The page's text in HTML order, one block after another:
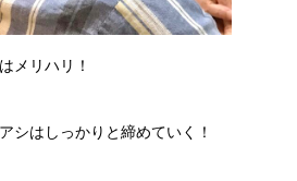
メリハリ！
シはしっかりと締めていく！